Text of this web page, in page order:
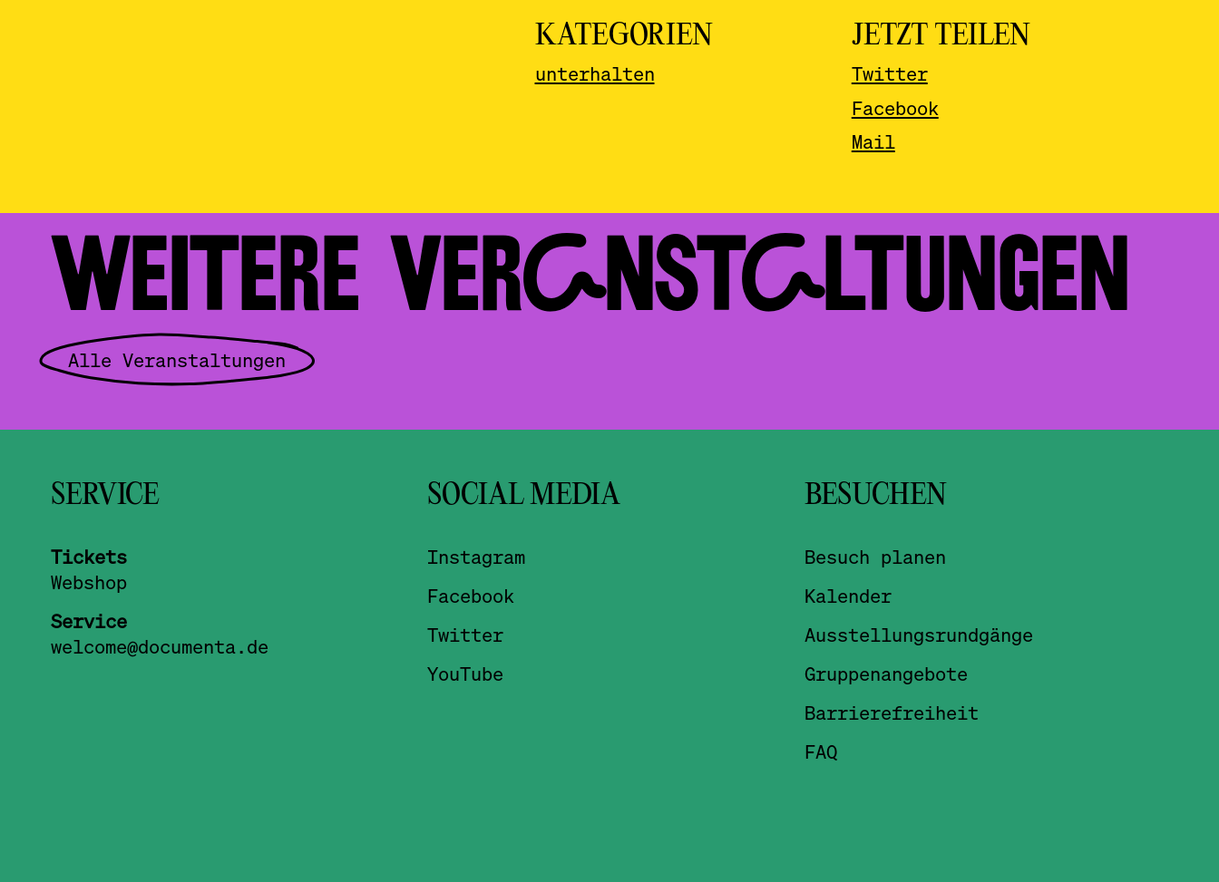
KATEGORIEN
unterhalten
JETZT TEILEN
Twitter
Facebook
Mail
WEITERE VERAN­STALTUNGEN
Alle Veranstaltungen
SERVICE
Tickets
Webshop
Service
welcome@documenta.de
SOCIAL MEDIA
Instagram
Facebook
Twitter
YouTube
BESUCHEN
Besuch planen
Kalender
Ausstellungsrundgänge
Gruppenangebote
Barrierefreiheit
FAQ